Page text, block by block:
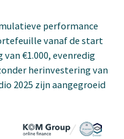
performance
vanaf de start
€1.000, evenredig
herinvestering van
2025 zijn aangegroeid